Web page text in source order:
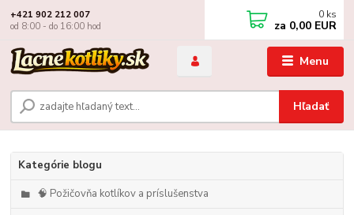
Menu
Hľadať
+421 902 212 007
od 8:00 - do 16:00 hod
0 ks
za 0,00 EUR
Kategórie blogu
🧠 Požičovňa kotlíkov a príslušenstva